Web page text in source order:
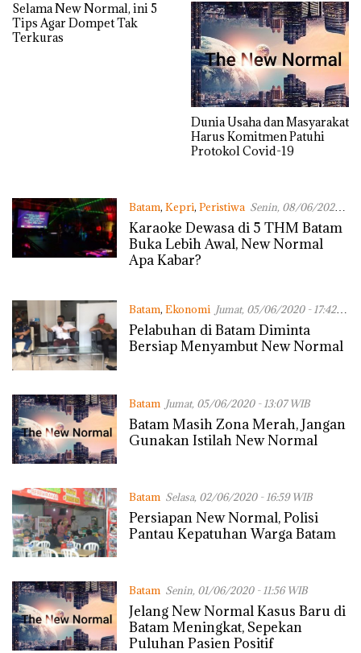
Selama New Normal, ini 5
Tips Agar Dompet Tak
Terkuras
Dunia Usaha dan Masyarakat
Harus Komitmen Patuhi
Protokol Covid-19
Batam, Kepri, Peristiwa Senin, 08/06/2020 -
08:09 WIB
Karaoke Dewasa di 5 THM Batam
Buka Lebih Awal, New Normal
Apa Kabar?
Batam, Ekonomi Jumat, 05/06/2020 - 17:42
WIB
Pelabuhan di Batam Diminta
Bersiap Menyambut New Normal
Batam Jumat, 05/06/2020 - 13:07 WIB
Batam Masih Zona Merah, Jangan
Gunakan Istilah New Normal
Batam Selasa, 02/06/2020 - 16:59 WIB
Persiapan New Normal, Polisi
Pantau Kepatuhan Warga Batam
Batam Senin, 01/06/2020 - 11:56 WIB
Jelang New Normal Kasus Baru di
Batam Meningkat, Sepekan
Puluhan Pasien Positif